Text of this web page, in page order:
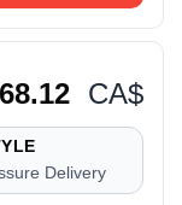
68.12 CA$
Delivery